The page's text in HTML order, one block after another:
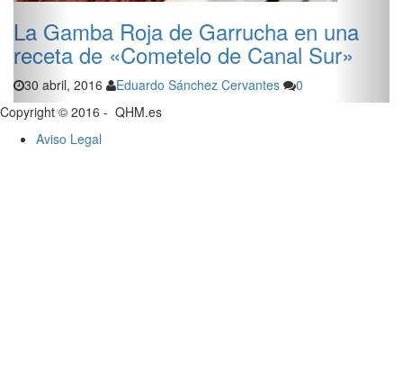
La Gamba Roja de Garrucha en una
receta de «Cometelo de Canal Sur»
30 abril, 2016 Eduardo Sánchez Cervantes 0
Copyright © 2016 - QHM.es
Aviso Legal